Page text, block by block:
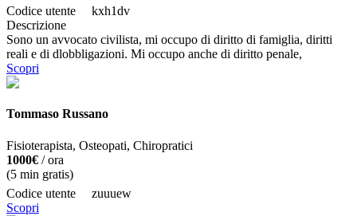
Codice utente
kxh1dv
Descrizione
Sono un avvocato civilista, mi occupo di diritto di famiglia, diritti
reali e di dlobbligazioni. Mi occupo anche di diritto penale,
Scopri
Tommaso Russano
Fisioterapista, Osteopati, Chiropratici
1000€ / ora
(5 min gratis)
Codice utente
zuuuew
Scopri